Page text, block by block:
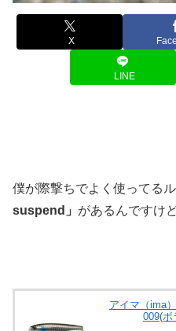
X
LINE
僕が際撃ちでよく使ってる
suspend」 があるんですけ
アイマ（ima
009(ボ